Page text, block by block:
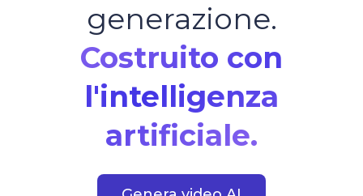
generazione.
Costruito con
l'intelligenza
artificiale.